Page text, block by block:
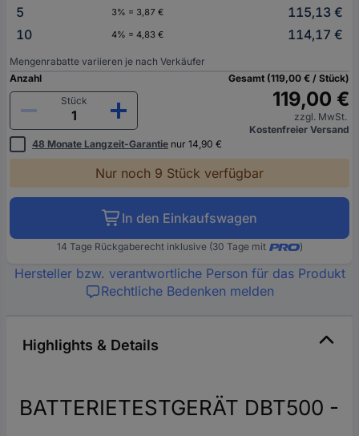
5
3% = 3,87 €
115,13 €
10
4% = 4,83 € 114,17 €
Mengenrabatte variieren je nach Verkäufer
Anzahl
Stück
Gesamt (119,00 € / Stück)
119,00 €
zzgl. MwSt.
Kostenfreier Versand
48 Monate Langzeit-Garantie nur 14,90 €
Nur noch 9 Stück verfügbar
In den Einkaufswagen
14 Tage Rückgaberecht inklusive (30 Tage mit )
Hersteller bzw. verantwortliche Person für das Produkt
Rechtliche Bedenken melden
Highlights & Details
BATTERIETESTGERÄT DBT500 -